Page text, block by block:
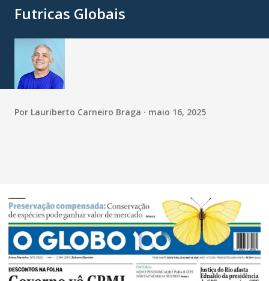
Futricas Globais
Por Lauriberto Carneiro Braga maio 16, 2025